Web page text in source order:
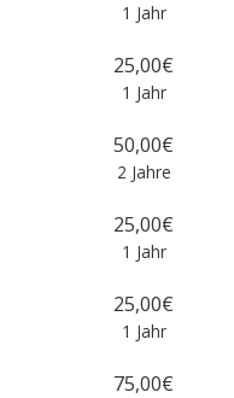
1 Jahr
25,00€
1 Jahr
50,00€
2 Jahre
25,00€
1 Jahr
25,00€
1 Jahr
75,00€